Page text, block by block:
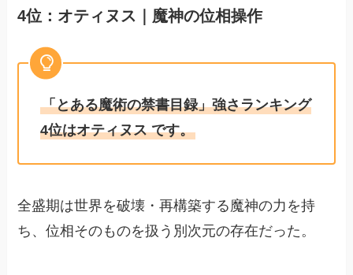
4位：オティヌス｜魔神の位相操作
「とある魔術の禁書目録」強さランキング
4位はオティヌス です。
全盛期は世界を破壊・再構築する魔神の力を持
ち、位相そのものを扱う別次元の存在だった。